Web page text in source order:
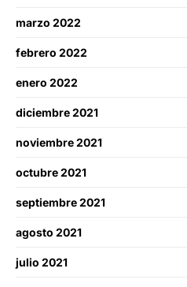
marzo 2022
febrero 2022
enero 2022
diciembre 2021
noviembre 2021
octubre 2021
septiembre 2021
agosto 2021
julio 2021